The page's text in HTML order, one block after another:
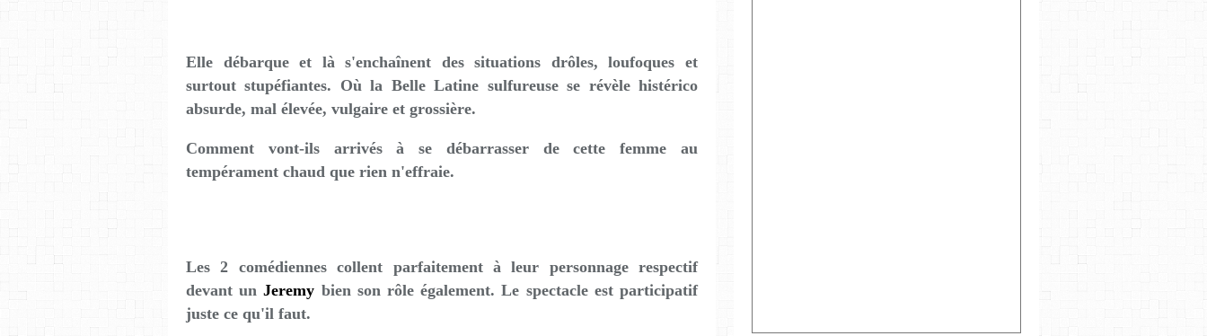
Elle débarque et là s'enchaînent des situations drôles, loufoques et
surtout stupéfiantes. Où la Belle Latine sulfureuse se révèle histérico
absurde, mal élevée, vulgaire et grossière.
Comment vont-ils arrivés à se débarrasser de cette femme au
tempérament chaud que rien n'effraie.
Les 2 comédiennes collent parfaitement à leur personnage respectif
devant unJeremy bien son rôle également. Le spectacle est participatif
juste ce qu'il faut.